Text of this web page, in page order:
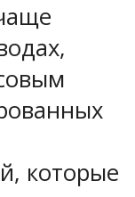
которые